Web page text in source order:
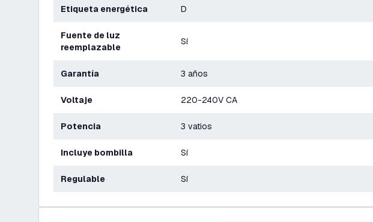
Etiqueta energética D
Fuente de luz
reemplazable
Sí
Garantía 3 años
Voltaje 220-240V CA
Potencia 3 vatios
Incluye bombilla Sí
Regulable Sí